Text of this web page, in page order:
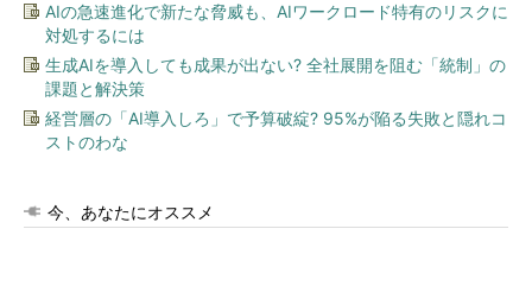
AIの急速進化で新たな脅威も、AIワークロード特有のリスクに
対処するには
生成AIを導入しても成果が出ない? 全社展開を阻む「統制」の
課題と解決策
経営層の「AI導入しろ」で予算破綻? 95%が陥る失敗と隠れコ
ストのわな
今、あなたにオススメ